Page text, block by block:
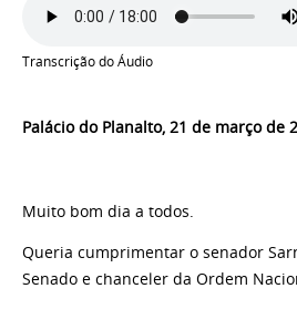
Transcrição do Áudio
Palácio do Planalto, 21 de março de
Muito bom dia a todos.
Queria cumprimentar o senador
Senado e chanceler da Ordem